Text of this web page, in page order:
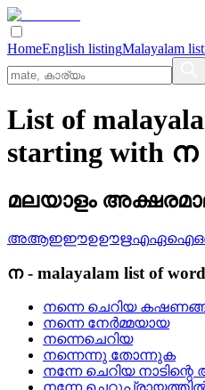
HomeEnglish listingMalayalam
List of
starting with ന
മലയാളം
അആഇഈഉഊഋഎഏഐഒ
ന- malayalam list of
നന്നെ ചെറിയ
നന്നെ നേര്‍മ്മയായ
നന്നെചെറിയ
നന്നെന്നു തോന്നുക
നന്നേ ചെറിയ